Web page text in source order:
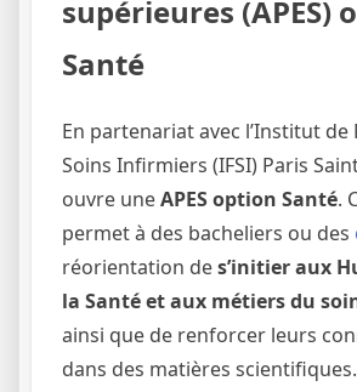
supérieures (APES)
Santé
En partenariat avec l’Institut
Soins Infirmiers (IFSI) Paris Saint
ouvre uneAPES option Santé.
permet à des bacheliers ou des
réorientation des’initier aux
la Santé et aux métiers du
ainsi que de renforcer leurs
dans des matières scientifiques.